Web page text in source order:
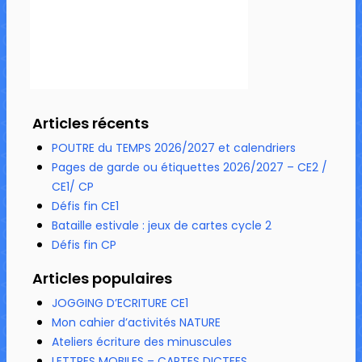
Articles récents
POUTRE du TEMPS 2026/2027 et calendriers
Pages de garde ou étiquettes 2026/2027 – CE2 /
CE1/ CP
Défis fin CE1
Bataille estivale : jeux de cartes cycle 2
Défis fin CP
Articles populaires
JOGGING D’ECRITURE CE1
Mon cahier d’activités NATURE
Ateliers écriture des minuscules